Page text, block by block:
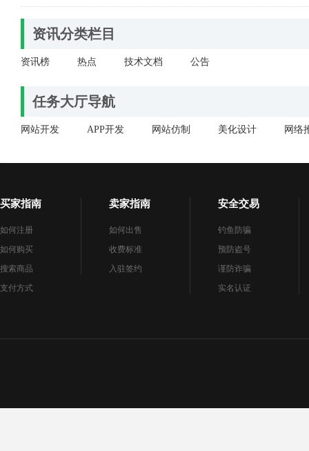
资讯分类栏目
资讯榜 热点 技术文档 公告
任务大厅导航
网站开发 APP开发 网站仿制 美化设计 网络
买家指南
如何注册
如何购买
搜索商品
支付方式
卖家指南
如何出售
收费标准
入驻签约
安全交易
钓鱼防骗
预防盗号
谨防诈骗
实名认证